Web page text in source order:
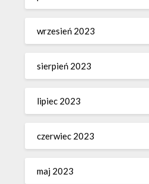
wrzesień 2023
sierpień 2023
lipiec 2023
czerwiec 2023
maj 2023